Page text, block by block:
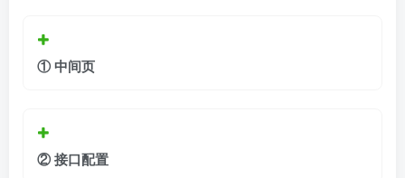
①中间页
②接口配置